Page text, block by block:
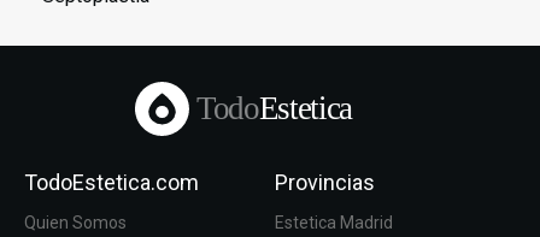
TodoEstetica
TodoEstetica.com
Quien Somos
Provincias
Estetica Madrid